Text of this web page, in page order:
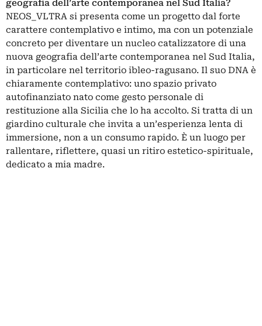
geografia dell’arte contemporanea nel Sud Italia?
NEOS_VLTRA si presenta come un progetto dal forte
carattere contemplativo e intimo, ma con un potenziale
concreto per diventare un nucleo catalizzatore di una
nuova geografia dell’arte contemporanea nel Sud Italia,
in particolare nel territorio ibleo-ragusano. Il suo DNA è
chiaramente contemplativo: uno spazio privato
autofinanziato nato come gesto personale di
restituzione alla Sicilia che lo ha accolto. Si tratta di un
giardino culturale che invita a un’esperienza lenta di
immersione, non a un consumo rapido. È un luogo per
rallentare, riflettere, quasi un ritiro estetico-spirituale,
dedicato a mia madre.